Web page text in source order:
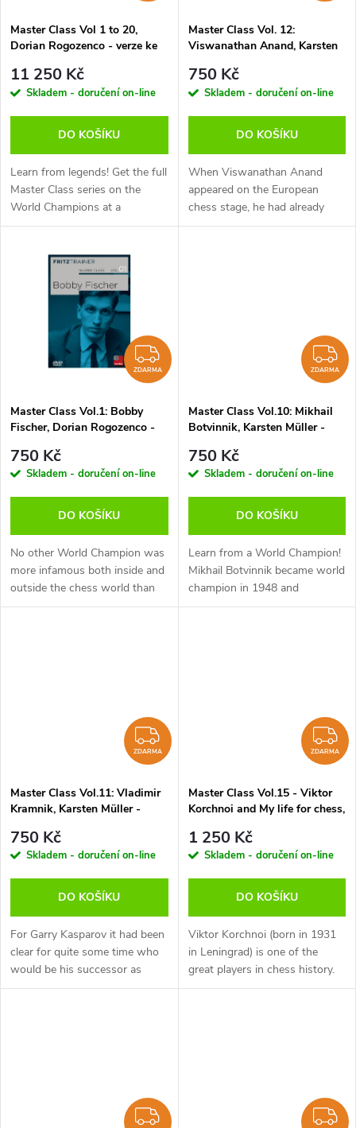
p
r
o
d
u
s
p
r
d
u
Master Class Vol 1 to 20,
Dorian Rogozenco - verze ke
11 250 Kč
Skladem - doručení on-line
DO KOŠÍKU
Learn from legends! Get the full
Master Class series on the
World Champions at a
discounted bundle price – only
Master Class Vol. 12:
Viswanathan Anand, Karsten
(anglicky)
750 Kč
Skladem - doručení on-line
DO KOŠÍKU
When Viswanathan Anand
appeared on the European
chess stage, he had already
achieved a number of
ZDARMA
ZDARMA
Master Class Vol.1: Bobby
Fischer, Dorian Rogozenco -
německy)
750 Kč
Skladem - doručení on-line
DO KOŠÍKU
No other World Champion was
more infamous both inside and
outside the chess world than
Robert James Fischer. But
ZDARMA
Master Class Vol.10: Mikhail
Botvinnik, Karsten Müller -
německy)
750 Kč
Skladem - doručení on-line
DO KOŠÍKU
Learn from a World Champion!
Mikhail Botvinnik became world
champion in 1948 and
remained so until 1963. During
ZDARMA
ZDARMA
Master Class Vol.11: Vladimir
Kramnik, Karsten Müller -
750 Kč
Skladem - doručení on-line
DO KOŠÍKU
For Garry Kasparov it had been
clear for quite some time who
would be his successor as
world chess champion: none
ZDARMA
Master Class Vol.15 - Viktor
Korchnoi and My life for chess,
stažení (anglicky)
1 250 Kč
Skladem - doručení on-line
DO KOŠÍKU
Viktor Korchnoi (born in 1931
in Leningrad) is one of the
great players in chess history.
He first qualified for a
ZDARMA